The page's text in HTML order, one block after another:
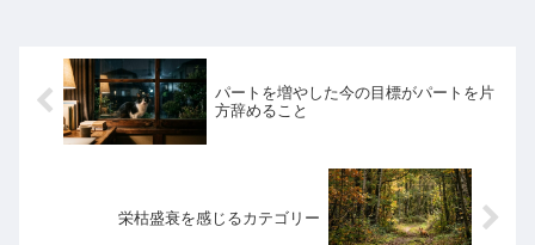
パートを増やした今の目標がパートを片
方辞めること
栄枯盛衰を感じるカテゴリー